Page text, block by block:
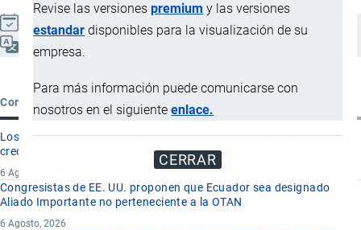
Revise las versionespremium y las versiones
estandar disponibles para la visualización de su
empresa.
Para más información puede comunicarse con
nosotros en el siguienteenlace.
CERRAR
Actualizado el 9 Septiembre, 2024
Contenido reciente
Los 8 proyectos mineros más importantes que impulsan el
crecimiento de la minería en Ecuador
6 Agosto, 2026
Congresistas de EE. UU. proponen que Ecuador sea designado
Aliado Importante no perteneciente a la OTAN
6 Agosto, 2026